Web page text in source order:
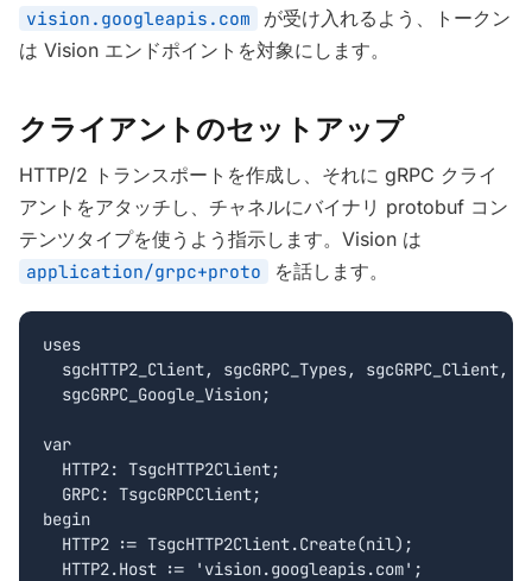
vision.googleapis.com
が受け入れるよう、トークン
は Vision エンドポイントを対象にします。
クライアントのセットアップ
HTTP/2 トランスポートを作成し、それに gRPC クライ
アントをアタッチし、チャネルにバイナリ protobuf コン
テンツタイプを使うよう指示します。Vision は
application/grpc+proto を話します。
uses
  sgcHTTP2_Client, sgcGRPC_Types, sgcGRPC_Client,
  sgcGRPC_Google_Vision;
var
  HTTP2: TsgcHTTP2Client;
  GRPC: TsgcGRPCClient;
begin
  HTTP2 := TsgcHTTP2Client.Create(nil);
  HTTP2.Host := 'vision.googleapis.com';